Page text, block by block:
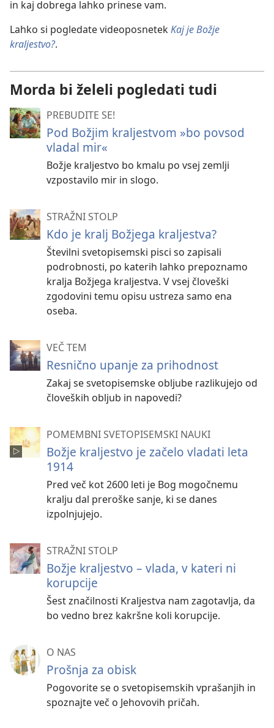
in kaj dobrega lahko prinese vam.
Lahko si pogledate videoposnetekKaj je Božje
kraljestvo?.
Morda bi želeli pogledati tudi
PREBUDITE SE!
Pod Božjim kraljestvom »bo povsod
vladal mir«
Božje kraljestvo bo kmalu po vsej zemlji
vzpostavilo mir in slogo.
STRAŽNI STOLP
Kdo je kralj Božjega kraljestva?
Številni svetopisemski pisci so zapisali
podrobnosti, po katerih lahko prepoznamo
kralja Božjega kraljestva. V vsej človeški
zgodovini temu opisu ustreza samo ena
oseba.
VEČ TEM
Resnično upanje za prihodnost
Zakaj se svetopisemske obljube razlikujejo od
človeških obljub in napovedi?
POMEMBNI SVETOPISEMSKI NAUKI
Božje kraljestvo je začelo vladati leta
1914
Pred več kot 2600 leti je Bog mogočnemu
kralju dal preroške sanje, ki se danes
izpolnjujejo.
STRAŽNI STOLP
Božje kraljestvo – vlada, v kateri ni
korupcije
Šest značilnosti Kraljestva nam zagotavlja, da
bo vedno brez kakršne koli korupcije.
O NAS
Prošnja za obisk
Pogovorite se o svetopisemskih vprašanjih in
spoznajte več o Jehovovih pričah.